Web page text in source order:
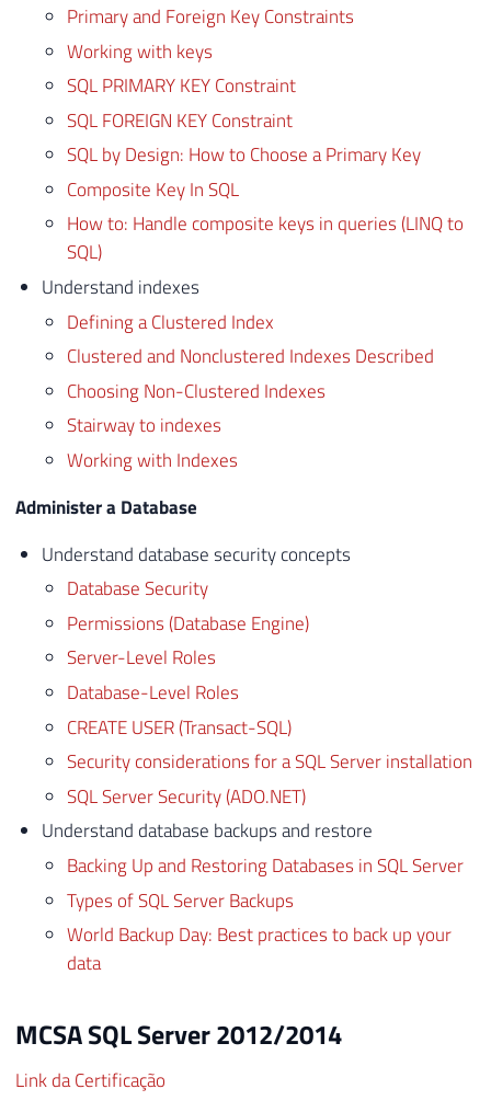
Primary and Foreign Key Constraints
Working with keys
SQL PRIMARY KEY Constraint
SQL FOREIGN KEY Constraint
SQL by Design: How to Choose a Primary Key
Composite Key In SQL
How to: Handle composite keys in queries (LINQ to
SQL)
Understand indexes
Defining a Clustered Index
Clustered and Nonclustered Indexes Described
Choosing Non-Clustered Indexes
Stairway to indexes
Working with Indexes
Administer a Database
Understand database security concepts
Database Security
Permissions (Database Engine)
Server-Level Roles
Database-Level Roles
CREATE USER (Transact-SQL)
Security considerations for a SQL Server installation
SQL Server Security (ADO.NET)
Understand database backups and restore
Backing Up and Restoring Databases in SQL Server
Types of SQL Server Backups
World Backup Day: Best practices to back up your
data
MCSA SQL Server 2012/2014
Link da Certificação